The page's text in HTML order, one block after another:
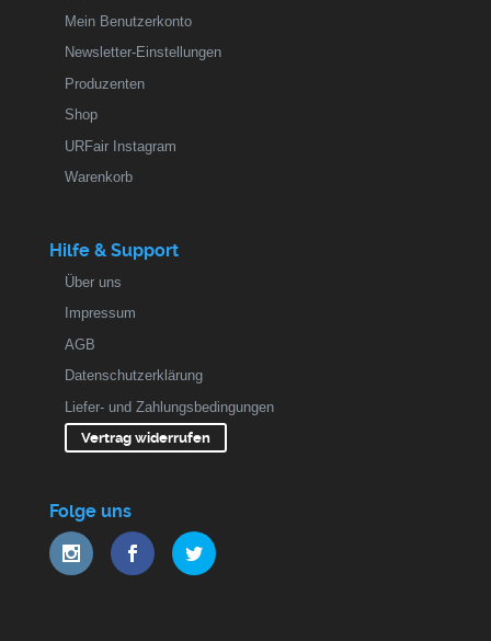
Mein Benutzerkonto
Newsletter-Einstellungen
Produzenten
Shop
URFair Instagram
Warenkorb
Hilfe & Support
Über uns
Impressum
AGB
Datenschutzerklärung
Liefer- und Zahlungsbedingungen
Vertrag widerrufen
Folge uns